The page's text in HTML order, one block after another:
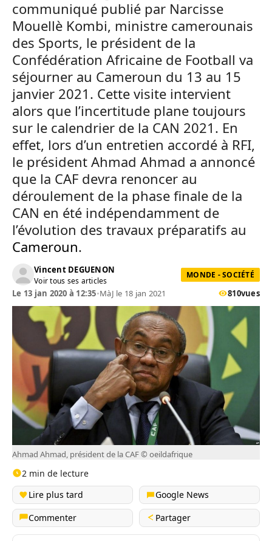
communiqué publié par Narcisse
Mouellè Kombi, ministre camerounais
des Sports, le président de la
Confédération Africaine de Football va
séjourner au Cameroun du 13 au 15
janvier 2021. Cette visite intervient
alors que l’incertitude plane toujours
sur le calendrier de la CAN 2021. En
effet, lors d’un entretien accordé à RFI,
le président Ahmad Ahmad a annoncé
que la CAF devra renoncer au
déroulement de la phase finale de la
CAN en été indépendamment de
l’évolution des travaux préparatifs au
Cameroun.
Vincent DEGUENON
Voir tous ses articles
MONDE - SOCIÉTÉ
Le 13 jan 2020 à 12:35•MàJ le 18 jan 2021 810vues
Ahmad Ahmad, président de la CAF © oeildafrique
2 min de lecture
Lire plus tard
Google News
Commenter
Partager